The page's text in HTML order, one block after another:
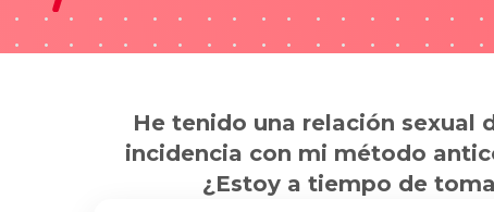
He tenido una relación sexual
incidencia con mi método
¿Estoy a tiempo de